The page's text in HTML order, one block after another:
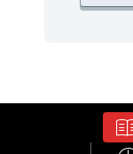
RECIPES
RIGHTS